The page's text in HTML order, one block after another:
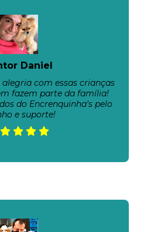
Daniel
alegria com essas crianças
fazem parte da família!
do Encrenquinha's pelo
e suporte!